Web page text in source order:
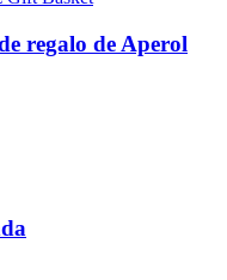
regalo de Aperol